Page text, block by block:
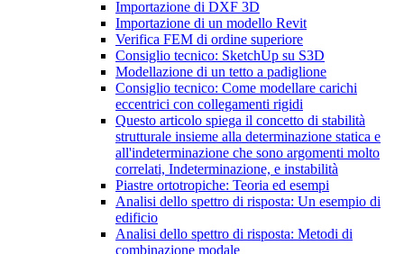
Importazione di DXF 3D
Importazione di un modello Revit
Verifica FEM di ordine superiore
Consiglio tecnico: SketchUp su S3D
Modellazione di un tetto a padiglione
Consiglio tecnico: Come modellare carichi
eccentrici con collegamenti rigidi
Questo articolo spiega il concetto di stabilità
strutturale insieme alla determinazione statica e
all'indeterminazione che sono argomenti molto
correlati, Indeterminazione, e instabilità
Piastre ortotropiche: Teoria ed esempi
Analisi dello spettro di risposta: Un esempio di
edificio
Analisi dello spettro di risposta: Metodi di
combinazione modale